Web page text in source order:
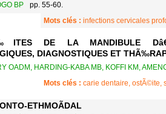
BP
pp. 55-60.
Mots clés : infections cervicales
DE LA MANDIBULE
DIAGNOSTIQUES ET
OADM, HARDING-KABA MB, KOFFI KM,
Mots clés : carie dentaire, ostÃ©ite,
ETHMOÃDAL